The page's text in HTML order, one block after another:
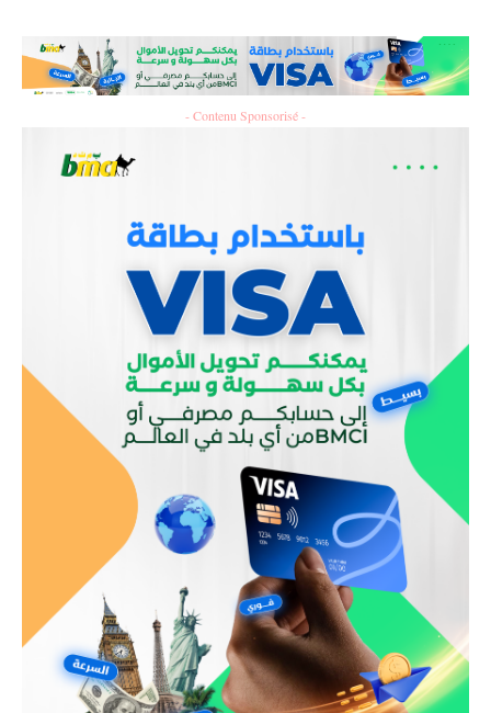
- Contenu Sponsorisé -